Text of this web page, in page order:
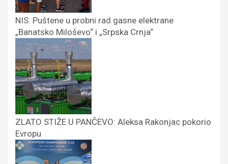
NIS: Puštene u probni rad gasne elektrane
„Banatsko Miloševo“ i „Srpska Crnja“
ZLATO STIŽE U PANČEVO: Aleksa Rakonjac pokorio
Evropu